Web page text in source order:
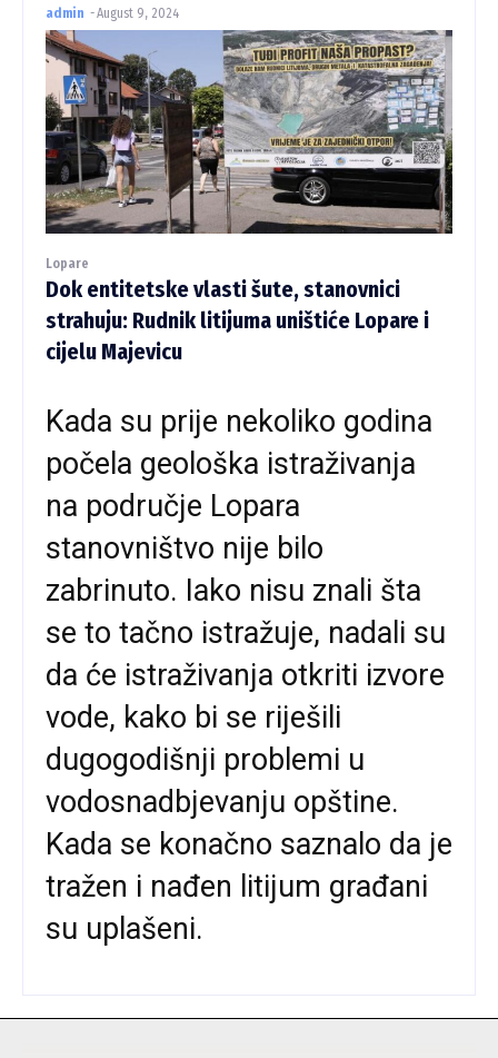
admin -August 9, 2024
Lopare
Dok entitetske vlasti šute, stanovnici
strahuju: Rudnik litijuma uništiće Lopare i
cijelu Majevicu
Kada su prije nekoliko godina
počela geološka istraživanja
na područje Lopara
stanovništvo nije bilo
zabrinuto. Iako nisu znali šta
se to tačno istražuje, nadali su
da će istraživanja otkriti izvore
vode, kako bi se riješili
dugogodišnji problemi u
vodosnadbjevanju opštine.
Kada se konačno saznalo da je
tražen i nađen litijum građani
su uplašeni.